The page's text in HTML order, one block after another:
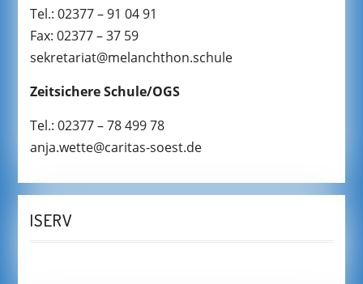
Tel.: 02377 – 91 04 91
Fax: 02377 – 37 59
sekretariat@melanchthon.schule
Zeitsichere Schule/OGS
Tel.: 02377 – 78 499 78
anja.wette@caritas-soest.de
ISERV